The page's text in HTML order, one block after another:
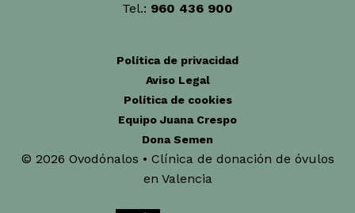
Tel.: 960 436 900
Política de privacidad
Aviso Legal
Política de cookies
Equipo Juana Crespo
Dona Semen
© 2026 Ovodónalos • Clínica de donación de óvulos
en Valencia